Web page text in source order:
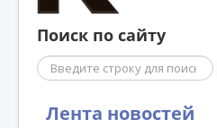
Поиск по сайту
Поиск
Лента новостей